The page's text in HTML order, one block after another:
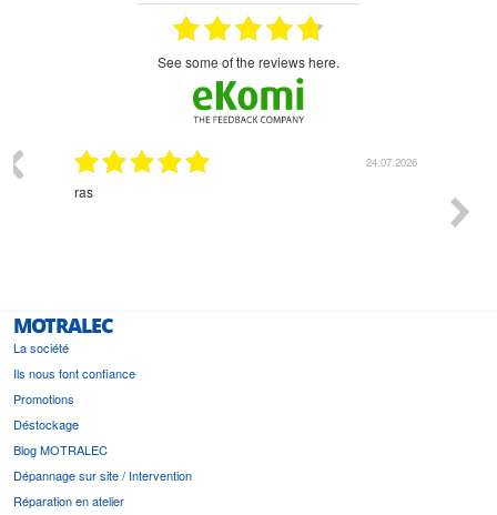
see some of the reviews here.
18.07.2026
Monsieur Delhaye est une personne disponible, à
MOTRALEC
La société
Ils nous font confiance
Promotions
Déstockage
Blog MOTRALEC
Dépannage sur site / Intervention
Réparation en atelier